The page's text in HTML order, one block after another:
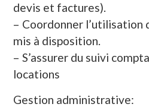
devis et factures).
– Coordonner l’utilisation
mis à disposition.
– S’assurer du suivi
locations
Gestion administrative: